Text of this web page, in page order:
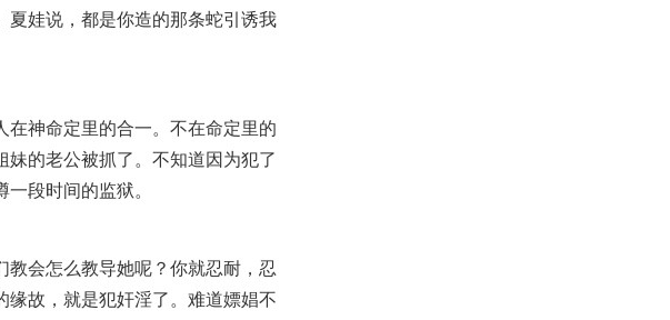
娃说，都是你造的那条蛇引诱我
神命定里的合一。不在命定里的
的老公被抓了。不知道因为犯了
段时间的监狱。
会怎么教导她呢？你就忍耐，忍
故，就是犯奸淫了。难道嫖娼不